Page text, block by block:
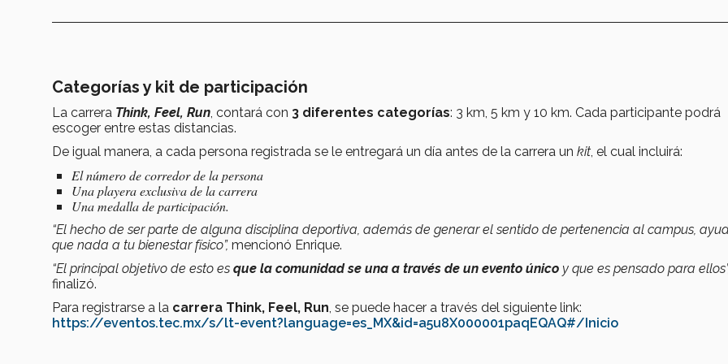
Categorías y kit de participación
La carrera Think, Feel, Run, contará con 3 diferentes categorías: 3 km, 5 km y 10 km. Cada participante podrá
escoger entre estas distancias.
De igual manera, a cada persona registrada se le entregará un día antes de la carrera un kit, el cual incluirá:
El número de corredor de la persona
Una playera exclusiva de la carrera
Una medalla de participación.
“El hecho de ser parte de alguna disciplina deportiva, además de generar el sentido de pertenencia al campus,
que nada a tu bienestar físico”, mencionó Enrique.
“El principal objetivo de esto es que la comunidad se una a través de un evento único y que es pensado para
finalizó.
Para registrarse a la carrera Think, Feel, Run, se puede hacer a través del siguiente link:
https://eventos.tec.mx/s/lt-event?language=es_MX&id=a5u8X000001paqEQAQ#/Inicio